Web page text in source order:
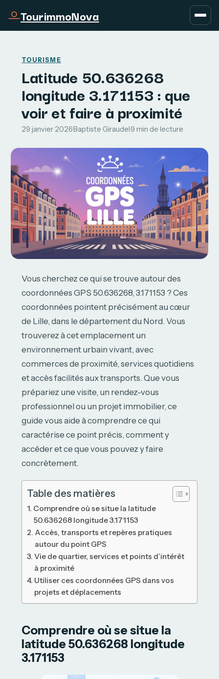
TourimmoNova
TOURISME
Latitude 50.636268
longitude 3.171153 : que
voir et faire à proximité
29 janvier 2026·Baptiste Giraudel·9 min de lecture
Vous cherchez ce qui se trouve autour des
coordonnées GPS 50.636268, 3.171153 ? Ces
coordonnées pointent précisément au cœur
de Lille, dans le département du Nord. Vous
trouverez à cet emplacement un
environnement urbain vivant, avec
commerces de proximité, services quotidiens
et accès facilités aux transports. Que vous
prépariez une visite, un rendez-vous
professionnel ou un projet immobilier, ce
guide vous aide à comprendre ce qui
caractérise ce point précis, comment y
accéder et ce que vous pouvez y faire
concrètement.
Table des matières
Comprendre où se situe la latitude
50.636268 longitude 3.171153
Accès, transports et repères pratiques
autour du point GPS
Vie de quartier, services et points d’intérêt
à proximité
Utiliser ces coordonnées GPS dans vos
projets et déplacements
Comprendre où se situe la
latitude 50.636268 longitude
3.171153